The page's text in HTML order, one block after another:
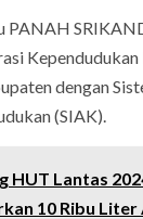
PANAH
dengan
(SIAK).
HUT Lantas
10 Ribu Liter